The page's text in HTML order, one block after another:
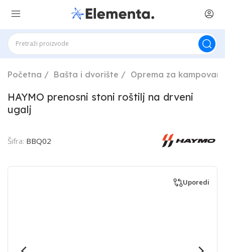
Početna Bašta i dvorište Oprema za
HAYMO prenosni stoni roštilj na drveni
ugalj
Šifra: BBQ02
Uporedi